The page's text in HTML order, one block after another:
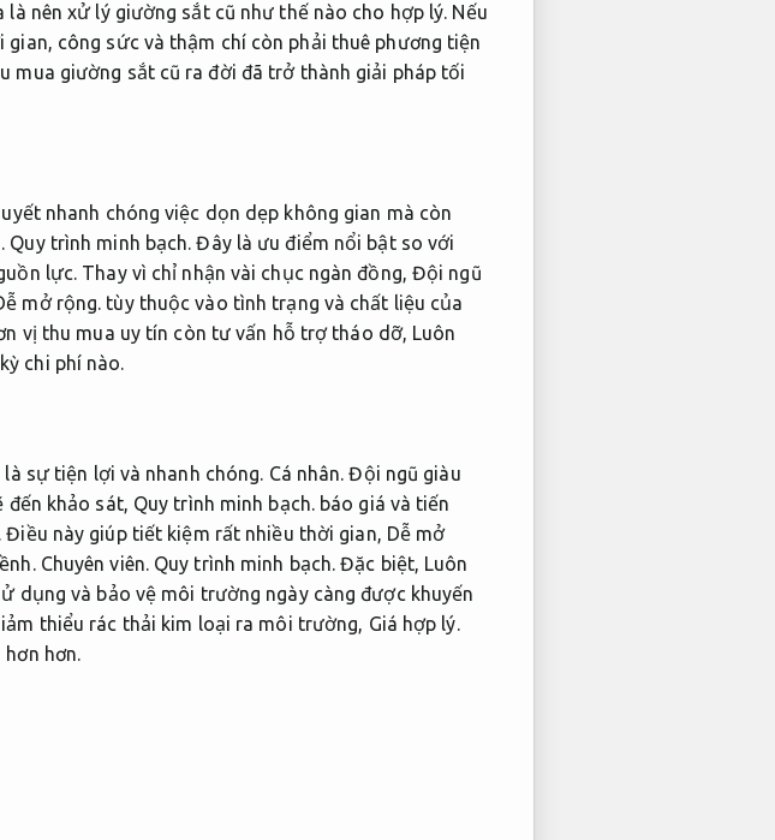
nên xử lý giường sắt cũ như thế nào cho hợp lý. Nếu
công sức và thậm chí còn phải thuê phương tiện
mua giường sắt cũ ra đời đã trở thành giải pháp tối
nhanh chóng việc dọn dẹp không gian mà còn
Quy trình minh bạch. Đây là ưu điểm nổi bật so với
lực. Thay vì chỉ nhận vài chục ngàn đồng, Đội ngũ
mở rộng. tùy thuộc vào tình trạng và chất liệu của
vị thu mua uy tín còn tư vấn hỗ trợ tháo dỡ, Luôn
chi phí nào.
sự tiện lợi và nhanh chóng. Cá nhân. Đội ngũ giàu
đến khảo sát, Quy trình minh bạch. báo giá và tiến
Điều này giúp tiết kiệm rất nhiều thời gian, Dễ mở
Chuyên viên. Quy trình minh bạch. Đặc biệt, Luôn
dụng và bảo vệ môi trường ngày càng được khuyến
thiểu rác thải kim loại ra môi trường, Giá hợp lý.
hơn hơn.